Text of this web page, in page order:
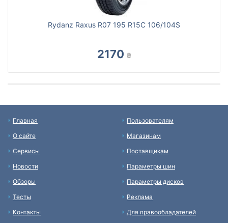
Rydanz Raxus R07 195 R15C 106/104S
2170 ₴
Главная
О сайте
Сервисы
Новости
Обзоры
Тесты
Контакты
Пользователям
Магазинам
Поставщикам
Параметры шин
Параметры дисков
Реклама
Для правообладателей